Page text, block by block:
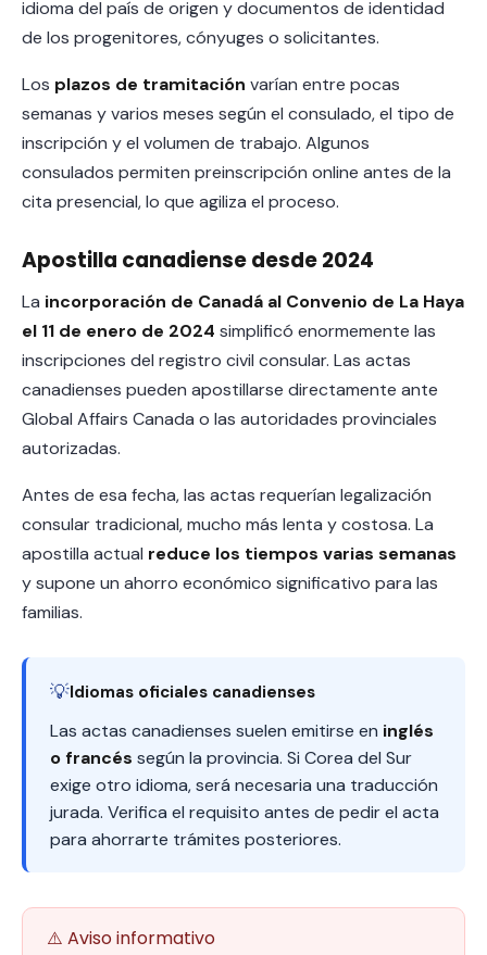
idioma del país de origen y documentos de identidad
de los progenitores, cónyuges o solicitantes.
Los plazos de tramitación varían entre pocas
semanas y varios meses según el consulado, el tipo de
inscripción y el volumen de trabajo. Algunos
consulados permiten preinscripción online antes de la
cita presencial, lo que agiliza el proceso.
Apostilla canadiense desde 2024
La incorporación de Canadá al Convenio de La Haya
el 11 de enero de 2024 simplificó enormemente las
inscripciones del registro civil consular. Las actas
canadienses pueden apostillarse directamente ante
Global Affairs Canada o las autoridades provinciales
autorizadas.
Antes de esa fecha, las actas requerían legalización
consular tradicional, mucho más lenta y costosa. La
apostilla actual reduce los tiempos varias semanas
y supone un ahorro económico significativo para las
familias.
💡Idiomas oficiales canadienses
Las actas canadienses suelen emitirse en inglés
o francés según la provincia. Si Corea del Sur
exige otro idioma, será necesaria una traducción
jurada. Verifica el requisito antes de pedir el acta
para ahorrarte trámites posteriores.
⚠️ Aviso informativo